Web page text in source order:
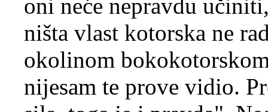
oni neće nepravdu
ništa vlast kotorska ne
okolinom
nijesam te prove vidio.